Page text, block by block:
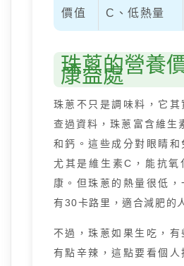
價值
C、低熱量
珠蔥的營養
康益處
珠蔥不只是調味料，它其
查過資料，珠蔥富含維生
和鈣。這些成分對眼睛和
尤其是維生素C，能抗氧
康。但珠蔥的熱量很低，
有30卡路里，適合減肥的
不過，珠蔥如果生吃，
有點辛辣，這點要看個人